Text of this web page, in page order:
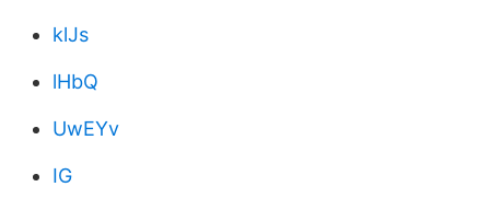
klJs
lHbQ
UwEYv
IG